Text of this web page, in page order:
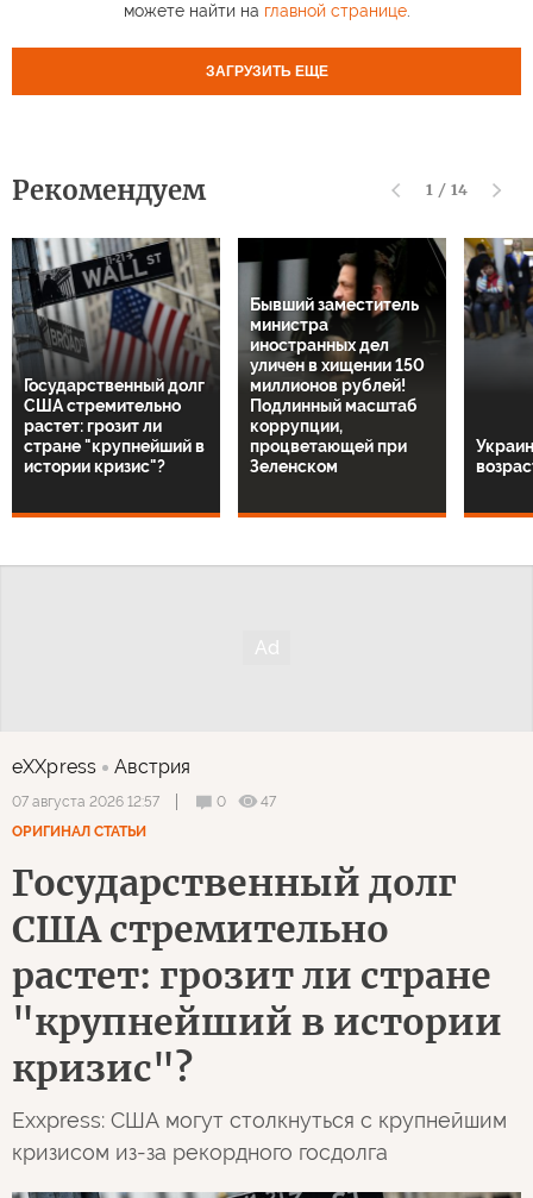
можете найти на главной странице.
ЗАГРУЗИТЬ ЕЩЕ
Рекомендуем 1 / 14
Государственный долг
США стремительно
растет: грозит ли
стране "крупнейший в
истории кризис"?
Бывший заместитель
министра
иностранных дел
уличен в хищении 150
миллионов рублей!
Подлинный масштаб
коррупции,
процветающей при
Зеленском
eXXpress Австрия
07 августа 2026 12:57 0
47
ОРИГИНАЛ СТАТЬИ
Государственный долг
США стремительно
растет: грозит ли стране
"крупнейший в истории
кризис"?
Exxpress: США могут столкнуться с крупнейшим
кризисом из-за рекордного госдолга